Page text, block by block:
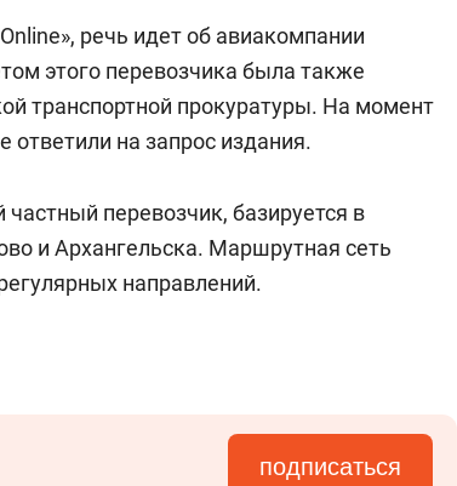
речь идет об авиакомпании
этого перевозчика была также
транспортной прокуратуры. На момент
на запрос издания.
перевозчик, базируется в
и Архангельска. Маршрутная сеть
направлений.
подписаться